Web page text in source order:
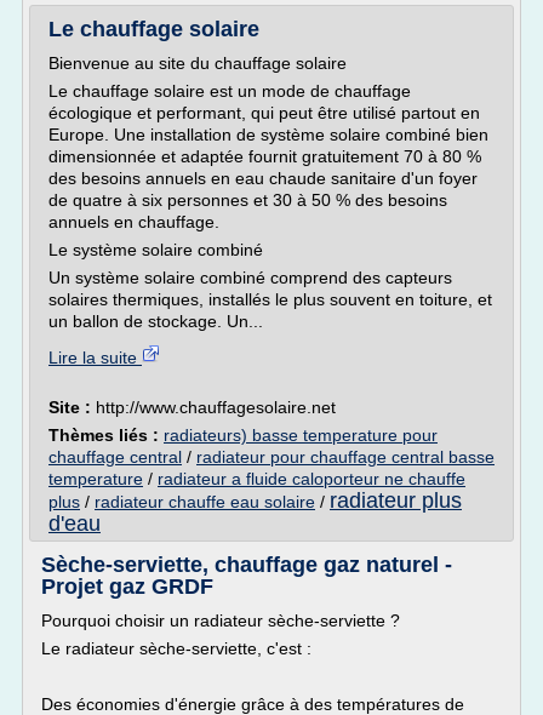
Le chauffage solaire
Bienvenue au site du chauffage solaire
Le chauffage solaire est un mode de chauffage
écologique et performant, qui peut être utilisé partout en
Europe. Une installation de système solaire combiné bien
dimensionnée et adaptée fournit gratuitement 70 à 80 %
des besoins annuels en eau chaude sanitaire d'un foyer
de quatre à six personnes et 30 à 50 % des besoins
annuels en chauffage.
Le système solaire combiné
Un système solaire combiné comprend des capteurs
solaires thermiques, installés le plus souvent en toiture, et
un ballon de stockage. Un...
Lire la suite
Site : http://www.chauffagesolaire.net
Thèmes liés : radiateurs) basse temperature pour
chauffage central / radiateur pour chauffage central basse
temperature / radiateur a fluide caloporteur ne chauffe
plus / radiateur chauffe eau solaire / radiateur plus
d'eau
Sèche-serviette, chauffage gaz naturel -
Projet gaz GRDF
Pourquoi choisir un radiateur sèche-serviette ?
Le radiateur sèche-serviette, c'est :
Des économies d'énergie grâce à des températures de